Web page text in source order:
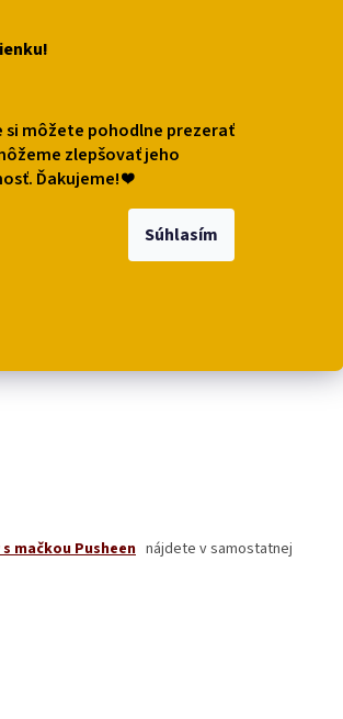
si môžete pohodlne prezerať
zlepšovať jeho
Ďakujeme!❤
Súhlasím
košíka
(tzv. bento)s dvoma poschodiami
mačkou Pusheen nájdete v samostatnej